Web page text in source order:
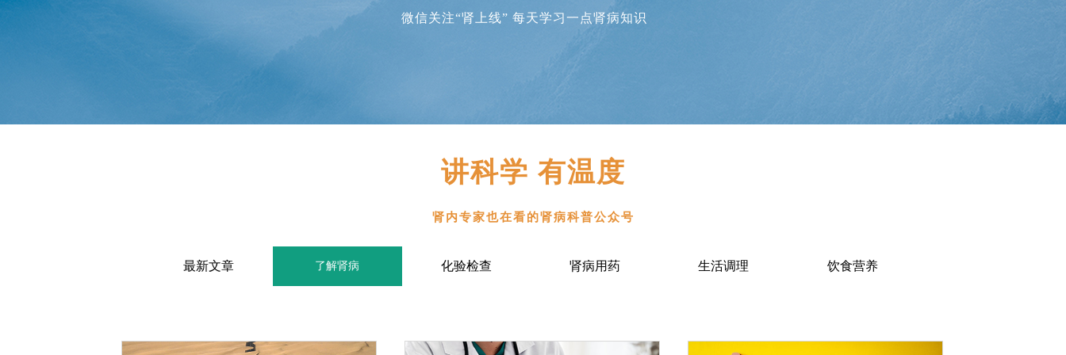
微信关注“肾上线” 每天学习一点肾病知识
讲科学 有温度
肾内专家也在看的肾病科普公众号
最新文章 了解肾病 化验检查 肾病用药 生活调理 饮食营养